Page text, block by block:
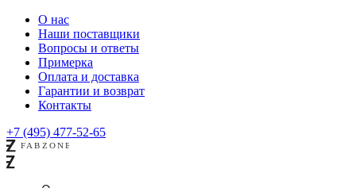
О нас
Наши поставщики
Вопросы и ответы
Примерка
Оплата и доставка
Гарантии и возврат
Контакты
+7 (495) 477-52-65